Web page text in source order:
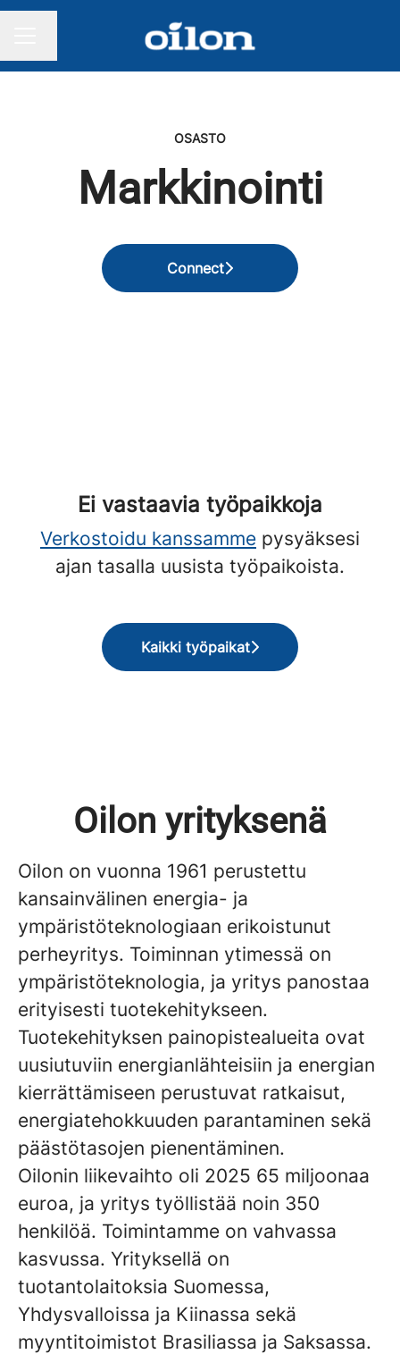
OSASTO
Markkinointi
Connect
Ei vastaavia työpaikkoja
Verkostoidu kanssamme pysyäksesi
ajan tasalla uusista työpaikoista.
Kaikki työpaikat
Oilon yrityksenä
Oilon on vuonna 1961 perustettu
kansainvälinen energia- ja
ympäristöteknologiaan erikoistunut
perheyritys. Toiminnan ytimessä on
ympäristöteknologia, ja yritys panostaa
erityisesti tuotekehitykseen.
Tuotekehityksen painopistealueita ovat
uusiutuviin energianlähteisiin ja energian
kierrättämiseen perustuvat ratkaisut,
energiatehokkuuden parantaminen sekä
päästötasojen pienentäminen.
Oilonin liikevaihto oli 2025 65 miljoonaa
euroa, ja yritys työllistää noin 350
henkilöä. Toimintamme on vahvassa
kasvussa. Yrityksellä on
tuotantolaitoksia Suomessa,
Yhdysvalloissa ja Kiinassa sekä
myyntitoimistot Brasiliassa ja Saksassa.